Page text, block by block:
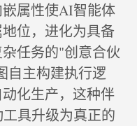
属性使AI智能体
位，进化为具备
任务的"创意合伙
自主构建执行逻
化生产，这种伴
具升级为真正的